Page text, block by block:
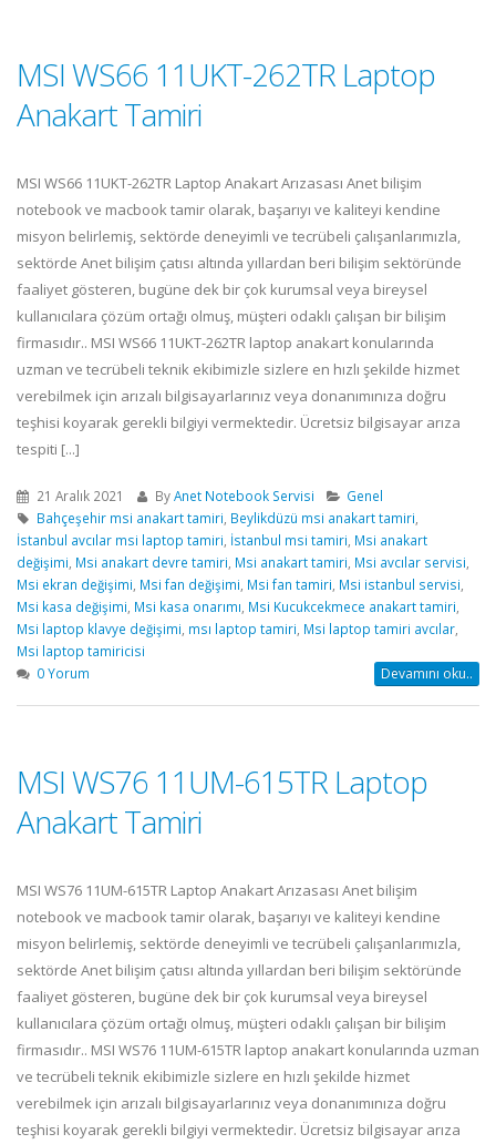
MSI WS66 11UKT-262TR Laptop
Anakart Tamiri
MSI WS66 11UKT-262TR Laptop Anakart Arızasası Anet bilişim
notebook ve macbook tamir olarak, başarıyı ve kaliteyi kendine
misyon belirlemiş, sektörde deneyimli ve tecrübeli çalışanlarımızla,
sektörde Anet bilişim çatısı altında yıllardan beri bilişim sektöründe
faaliyet gösteren, bugüne dek bir çok kurumsal veya bireysel
kullanıcılara çözüm ortağı olmuş, müşteri odaklı çalışan bir bilişim
firmasıdır.. MSI WS66 11UKT-262TR laptop anakart konularında
uzman ve tecrübeli teknik ekibimizle sizlere en hızlı şekilde hizmet
verebilmek için arızalı bilgisayarlarınız veya donanımınıza doğru
teşhisi koyarak gerekli bilgiyi vermektedir. Ücretsiz bilgisayar arıza
tespiti [...]
21 Aralık 2021 ByAnet Notebook Servisi
Genel
Bahçeşehir msi anakart tamiri Beylikdüzü msi anakart tamiri
İstanbul avcılar msi laptop tamiri İstanbul msi tamiri Msi anakart
değişimi Msi anakart devre tamiri Msi anakart tamiri Msi avcılar servisi
Msi ekran değişimi Msi fan değişimi Msi fan tamiri Msi istanbul servisi
Msi kasa değişimi Msi kasa onarımı Msi Kucukcekmece anakart tamiri
Msi laptop klavye değişimi msı laptop tamiri Msi laptop tamiri avcılar
Msi laptop tamiricisi
0 Yorum
Devamını oku..
MSI WS76 11UM-615TR Laptop
Anakart Tamiri
MSI WS76 11UM-615TR Laptop Anakart Arızasası Anet bilişim
notebook ve macbook tamir olarak, başarıyı ve kaliteyi kendine
misyon belirlemiş, sektörde deneyimli ve tecrübeli çalışanlarımızla,
sektörde Anet bilişim çatısı altında yıllardan beri bilişim sektöründe
faaliyet gösteren, bugüne dek bir çok kurumsal veya bireysel
kullanıcılara çözüm ortağı olmuş, müşteri odaklı çalışan bir bilişim
firmasıdır.. MSI WS76 11UM-615TR laptop anakart konularında uzman
ve tecrübeli teknik ekibimizle sizlere en hızlı şekilde hizmet
verebilmek için arızalı bilgisayarlarınız veya donanımınıza doğru
teşhisi koyarak gerekli bilgiyi vermektedir. Ücretsiz bilgisayar arıza